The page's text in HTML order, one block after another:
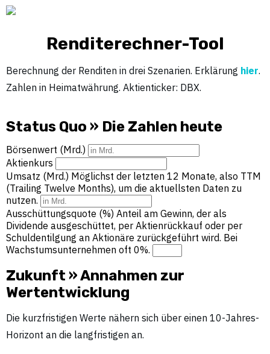
Renditerechner-Tool
Berechnung der Renditen in drei Szenarien. Erklärung hier.
Zahlen in Heimatwährung. Aktienticker: DBX.
Status Quo » Die Zahlen heute
Börsenwert (Mrd.)
Aktienkurs
Umsatz (Mrd.) Möglichst der letzten 12 Monate, also TTM
(Trailing Twelve Months), um die aktuellsten Daten zu
nutzen.
Ausschüttungsquote (%) Anteil am Gewinn, der als
Dividende ausgeschüttet, per Aktienrückkauf oder per
Schuldentilgung an Aktionäre zurückgeführt wird. Bei
Wachstumsunternehmen oft 0%.
Zukunft » Annahmen zur
Wertentwicklung
Die kurzfristigen Werte nähern sich über einen 10-Jahres-
Horizont an die langfristigen an.